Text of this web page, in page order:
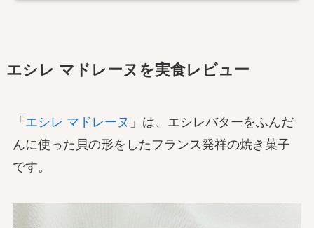
エシレ マドレーヌを実食レビュー
「 エシレ マドレーヌ 」は、エシレバターをふんだ
んに使った貝の形をしたフランス発祥の焼き菓子
です。